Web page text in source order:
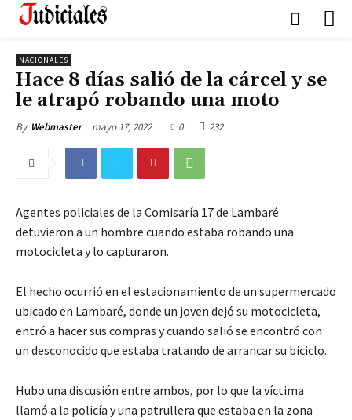
NACIONALES
Hace 8 días salió de la cárcel y se
le atrapó robando una moto
By Webmaster mayo 17, 2022 0 232
Agentes policiales de la Comisaría 17 de Lambaré
detuvieron a un hombre cuando estaba robando una
motocicleta y lo capturaron.
El hecho ocurrió en el estacionamiento de un supermercado
ubicado en Lambaré, donde un joven dejó su motocicleta,
entró a hacer sus compras y cuando salió se encontró con
un desconocido que estaba tratando de arrancar su biciclo.
Hubo una discusión entre ambos, por lo que la víctima
llamó a la policía y una patrullera que estaba en la zona